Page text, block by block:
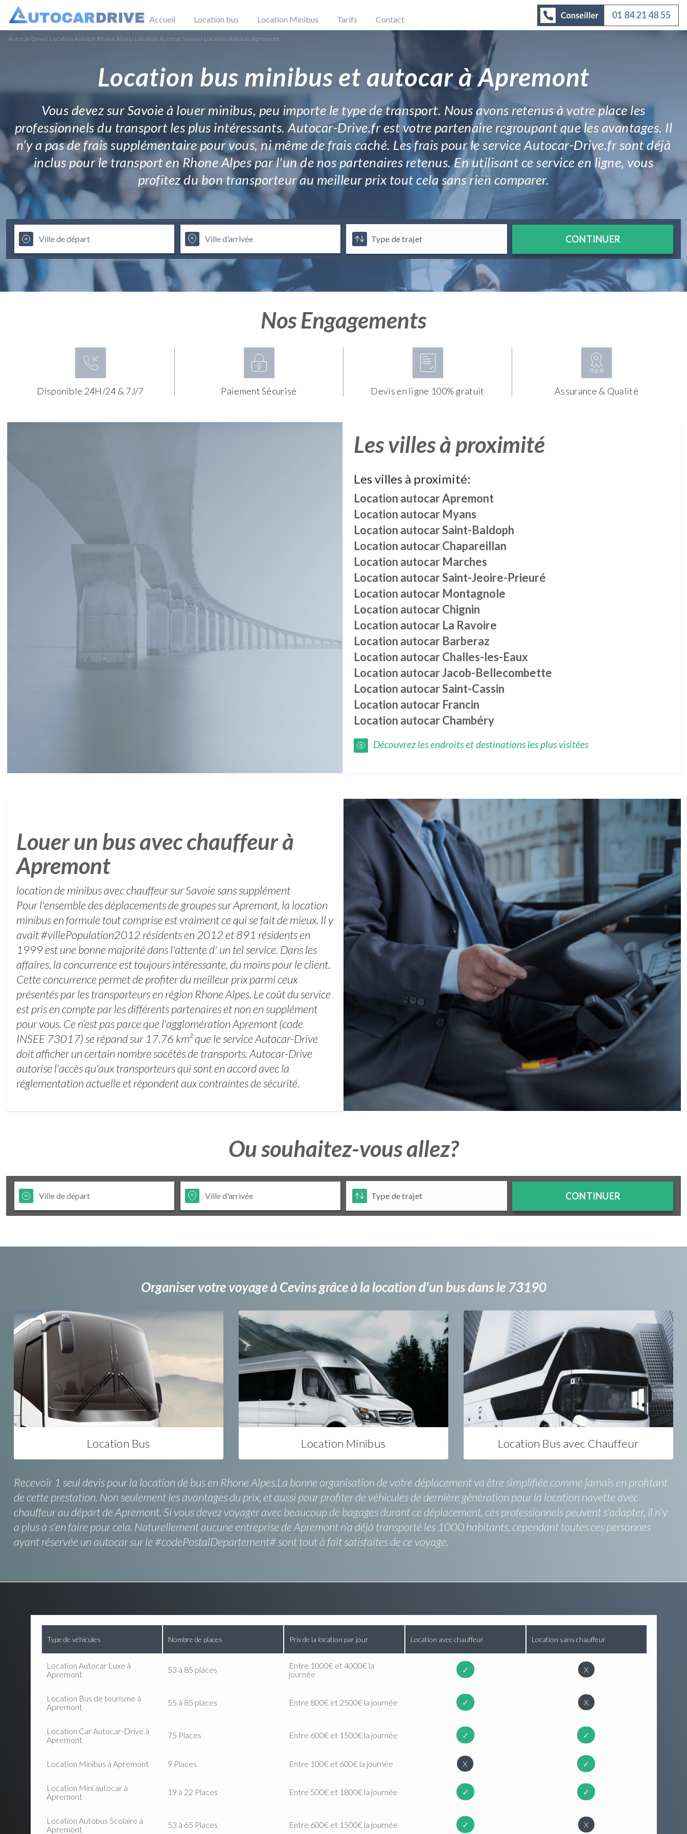
Accueil Location bus Location Minibus Tarifs Contact 01 84 21 48 55
Autocar Drive/ Location Autocar Rhone Alpes/ Location Autocar Savoie/ Location Autocar Apremont
Location bus minibus et autocar à Apremont
Vous devez sur Savoie à louer minibus, peu importe le type de transport. Nous avons retenus à votre place les
professionnels du transport les plus intéressants. Autocar-Drive.fr est votre partenaire regroupant que les avantages. Il
n’y a pas de frais supplémentaire pour vous, ni même de frais caché. Les frais pour le service Autocar-Drive.fr sont déjà
inclus pour le transport en Rhone Alpes par l'un de nos partenaires retenus. En utilisant ce service en ligne, vous
profitez du bon transporteur au meilleur prix tout cela sans rien comparer.
CONTINUER
Nos Engagements
Disponible 24H/24 & 7J/7 Paiement Sécurisé Devis en ligne 100% gratuit Assurance & Qualité
Les villes à proximité
Les villes à proximité:
Location autocarApremont
Location autocar Myans
Location autocarSaint-Baldoph
Location autocarChapareillan
Location autocar Marches
Location autocarSaint-Jeoire-Prieuré
Location autocar Montagnole
Location autocarChignin
Location autocar La Ravoire
Location autocar Barberaz
Location autocarChalles-les-Eaux
Location autocarJacob-Bellecombette
Location autocarSaint-Cassin
Location autocar Francin
Location autocarChambéry
Découvrez les endroits et destinations les plus visitées
Louer un bus avec chauffeur à
Apremont
location de minibus avec chauffeur sur Savoie sans supplément
Pour l'ensemble des déplacements de groupes sur Apremont, la location
minibus en formule tout comprise est vraiment ce qui se fait de mieux. Il y
avait #villePopulation2012 résidents en 2012 et 891 résidents en
1999 est une bonne majorité dans l'attente d' un tel service. Dans les
affaires, la concurrence est toujours intéressante, du moins pour le client.
Cette concurrence permet de profiter du meilleur prix parmi ceux
présentés par les transporteurs en région Rhone Alpes. Le coût du service
est pris en compte par les différents partenaires et non en supplément
pour vous. Ce n’est pas parce que l'agglomération Apremont (code
INSEE 73017) se répand sur 17.76 km² que le service Autocar-Drive
doit afficher un certain nombre socétés de transports. Autocar-Drive
autorise l'accès qu'aux transporteurs qui sont en accord avec la
réglementation actuelle et répondent aux contraintes de sécurité.
Ou souhaitez-vous allez?
CONTINUER
Organiser votre voyage à Cevins grâce à la location d'un bus dans le 73190
Location Bus Location Minibus Location Bus avec Chauffeur
Recevoir 1 seul devis pour la location de bus en Rhone Alpes.La bonne organisation de votre déplacement va être simplifiée comme jamais en profitant
de cette prestation. Non seulement les avantages du prix, et aussi pour profiter de véhicules de dernière génération pour la location navette avec
chauffeur au départ de Apremont. Si vous devez voyager avec beaucoup de bagages durant ce déplacement, ces professionnels peuvent s'adapter, il n'y
a plus à s'en faire pour cela. Naturellement aucune entreprise de Apremont n’a déjà transporté les 1000 habitants, cependant toutes ces personnes
ayant réservée un autocar sur le #codePostalDepartement# sont tout à fait satisfaites de ce voyage.
Type de véhicules Nombre de places Prix de la location par jour Location avec chauffeur Location sans chauffeur
Location Autocar Luxe à
Apremont
53 à 85 places
Entre 1000€ et 4000€ la
journée
✓ X
Location Bus de tourisme à
Apremont
55 à 85 places Entre 800€ et 2500€ la journée ✓ X
Location Car Autocar-Drive à
Apremont
75 Places Entre 600€ et 1500€ la journée ✓ ✓
Location Minibus à Apremont 9 Places Entre 100€ et 600€ la journée X ✓
Location Mini autocar à
Apremont
19 à 22 Places Entre 500€ et 1800€ la journée ✓ ✓
Location Autobus Scolaire à
Apremont
53 à 65 Places Entre 600€ et 1500€ la journée ✓ X